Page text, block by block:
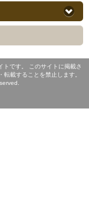
トです。 このサイトに掲載さ
載することを禁止します。